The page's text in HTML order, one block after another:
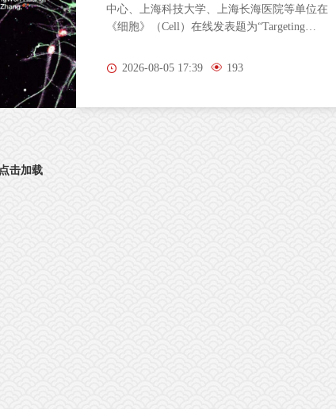
中心、上海科技大学、上海长海医院等单位在
《细胞》（Cell）在线发表题为“Targeting
Immunity in Colorectal Cancer（靶向外周5-
2026-08-05 17:39 193
点击加载